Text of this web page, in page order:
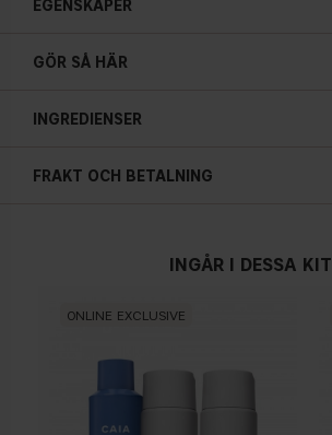
EGENSKAPER
GÖR SÅ HÄR
INGREDIENSER
FRAKT OCH BETALNING
INGÅR I DESSA KIT
ONLINE EXCLUSIVE